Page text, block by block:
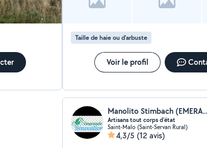
Taille de haie ou d'arbuste
Voir le profil
Manolito Stimbach
Artisans tout corps d'état
Saint-Malo (Saint-Servan Rural)
4,3/5 (12 avis)